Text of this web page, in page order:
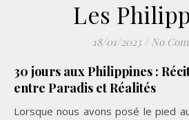
Les
18/01/2023 / No
30 jours aux Philippines :
entre Paradis et Réalités
Lorsque nous avons posé le pied aux Philippines, nous ne